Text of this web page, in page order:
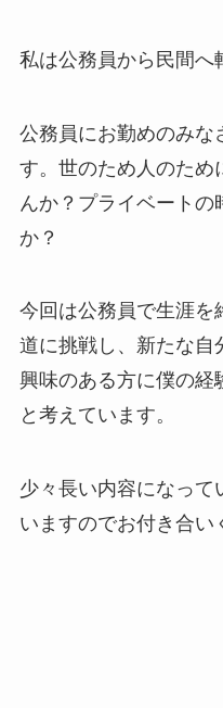
私は公務員から民間へ
公務員にお勤めのみな
す。世のため人のため
んか？プライベート
か？
今回は公務員で生涯を
道に挑戦し、新たな自
興味のある方に僕の経
と考えています。
少々長い内容になって
いますのでお付き合い